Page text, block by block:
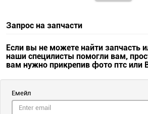
Запрос на запчасти
Если вы не можете найти запчасть
наши специлисты помогли вам,
вам нужно прикрепив фото птс или
Емейл